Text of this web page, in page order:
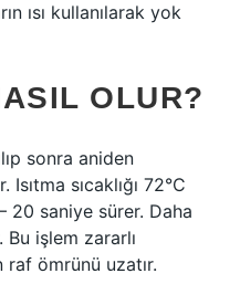
ısı kullanılarak yok
OLUR?
sonra aniden
sıcaklığı 72°C
20 saniye sürer. Daha
Bu işlem zararlı
ömrünü uzatır.